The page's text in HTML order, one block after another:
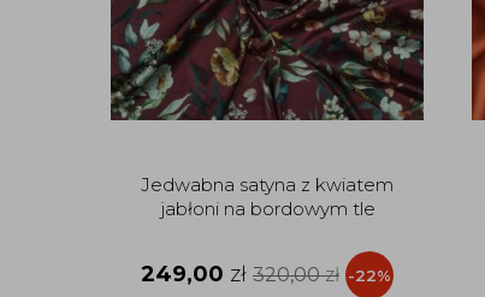
Jedwabna satyna z kwiatem
jabłoni na bordowym tle
249,00 zł 320,00zł -22%